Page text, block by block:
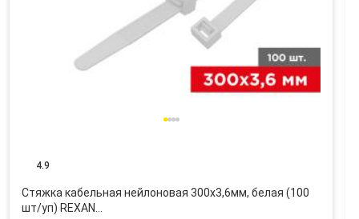
4.9
Стяжка кабельная нейлоновая 300x3,6мм, белая (100
шт/уп) REXAN…